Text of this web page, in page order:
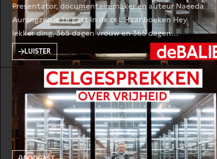
Presentator, documentairemaker en auteur Naeeda
Aurangzeb is te gast in de cel. Haar boeken Hey
lekker ding, 365 dagen vrouw en 365 dagen
Nederlander zijn een aanklacht tegen het dagelijks
racisme en seksisme in Nederland. Haar werk is een
komische stomp in de maag. De Balie-
programmamaker Gatool Katawazi interviewt haar
vanuit de cel. Hoe kan Nederland, ondanks zijn vele
vrijheden, nog vrijer worden?
LUISTER